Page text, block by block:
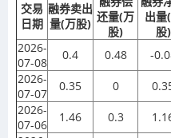
交易
日期
融券卖出
量(万股) 还量(万
股)
出量
股)
2026-
07-08
0.4 0.48 -
2026-
07-07
0.35 0
2026-
07-06
1.46 0.3